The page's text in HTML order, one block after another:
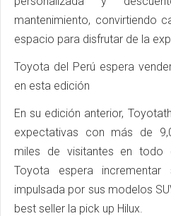
mantenimiento, convirtiendo
espacio para disfrutar de la
Toyota del Perú espera
en esta edición
En su edición anterior,
expectativas con más de
miles de visitantes en todo
Toyota espera
impulsada por sus modelos
best seller la pick up Hilux.